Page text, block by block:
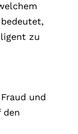
zu
und
den